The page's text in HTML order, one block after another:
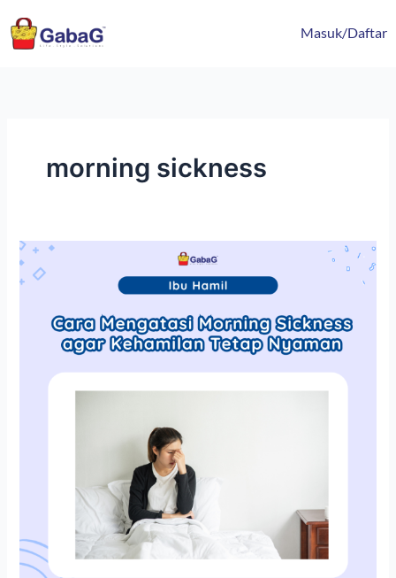
ke
konten
Masuk/Daftar
morning sickness
Cara
Mengatasi
Sickness
Kehamilan
Tetap